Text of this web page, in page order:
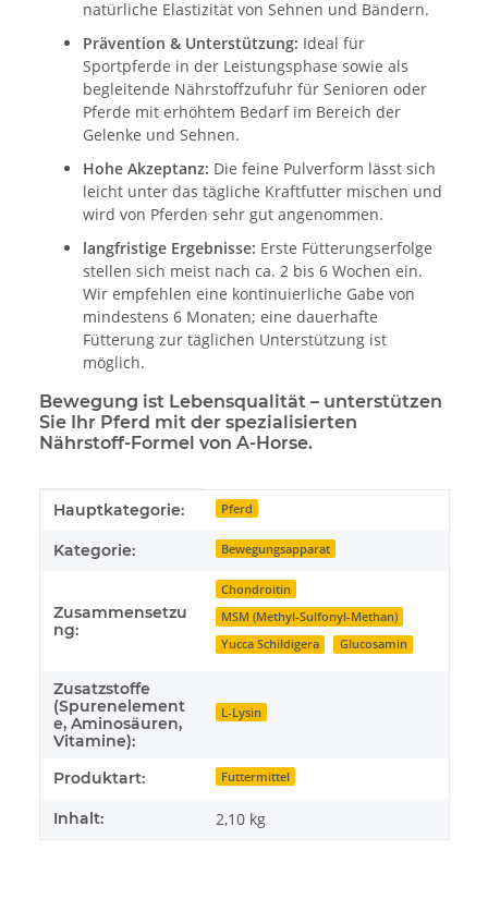
natürliche Elastizität von Sehnen und Bändern.
Prävention & Unterstützung: Ideal für
Sportpferde in der Leistungsphase sowie als
begleitende Nährstoffzufuhr für Senioren oder
Pferde mit erhöhtem Bedarf im Bereich der
Gelenke und Sehnen.
Hohe Akzeptanz: Die feine Pulverform lässt sich
leicht unter das tägliche Kraftfutter mischen und
wird von Pferden sehr gut angenommen.
langfristige Ergebnisse: Erste Fütterungserfolge
stellen sich meist nach ca. 2 bis 6 Wochen ein.
Wir empfehlen eine kontinuierliche Gabe von
mindestens 6 Monaten; eine dauerhafte
Fütterung zur täglichen Unterstützung ist
möglich.
Bewegung ist Lebensqualität – unterstützen
Sie Ihr Pferd mit der spezialisierten
Nährstoff-Formel von A-Horse.
Produkteigenschaft
Wert
Hauptkategorie: Pferd
Kategorie: Bewegungsapparat
Zusammensetzu
ng:
Chondroitin
MSM (Methyl-Sulfonyl-Methan)
Yucca Schildigera
Glucosamin
Zusatzstoffe
(Spurenelement
e, Aminosäuren,
Vitamine):
L-Lysin
Produktart: Futtermittel
Inhalt: 2,10 kg